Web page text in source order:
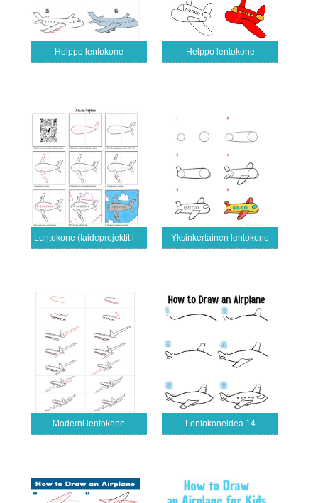
Helppo lentokone Helppo lentokone
Lentokone (taideprojektit lapsille) Yksinkertainen lentokone
Moderni lentokone Lentokoneidea 14